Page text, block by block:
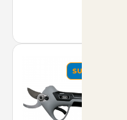
SUMMER